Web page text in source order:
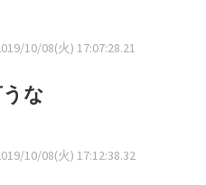
10/08(火) 17:07:28.21
な
10/08(火) 17:12:38.32